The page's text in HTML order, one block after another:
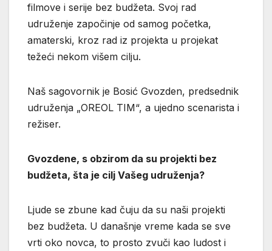
filmove i serije bez budžeta. Svoj rad
udruženje započinje od samog početka,
amaterski, kroz rad iz projekta u projekat
težeći nekom višem cilju.
Naš sagovornik je Bosić Gvozden, predsednik
udruženja „OREOL TIM“, a ujedno scenarista i
režiser.
Gvozdene, s obzirom da su projekti bez
budžeta, šta je cilj Vašeg udruženja?
Ljude se zbune kad čuju da su naši projekti
bez budžeta. U današnje vreme kada se sve
vrti oko novca, to prosto zvuči kao ludost i